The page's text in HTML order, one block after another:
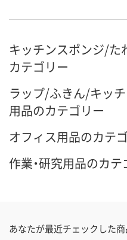
キッチンスポンジ/た
カテゴリー
ラップ/ふきん/キッ
用品のカテゴリー
オフィス用品のカテ
作業・研究用品のカテ
あなたが最近チェックした商